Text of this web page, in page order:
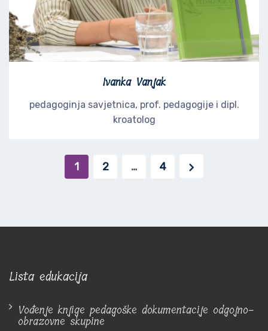
Ivanka Vanjak
pedagoginja savjetnica, prof. pedagogije i dipl.
kroatolog
Navigacija
objava
1 2 … 4
Lista edukacija
Vođenje knjige pedagoške dokumentacije odgojno-
obrazovne skupine